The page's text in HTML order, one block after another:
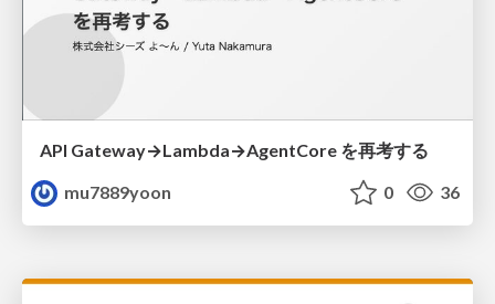
API Gateway→Lambda→AgentCore を再考する
mu7889yoon
0 36